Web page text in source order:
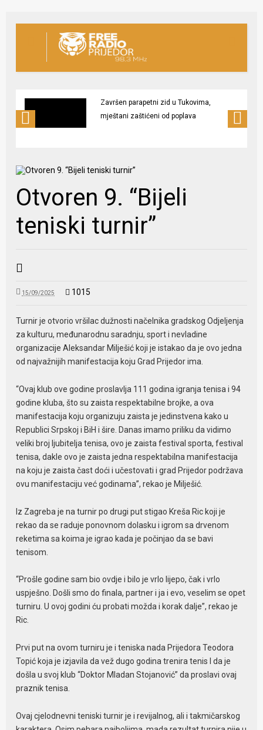
Završen parapetni zid u Tukovima,
mještani zaštićeni od poplava
Otvoren 9. “Bijeli
teniski turnir”
15/09/2025 1015
Turnir je otvorio vršilac dužnosti načelnika gradskog Odjeljenja
za kulturu, međunarodnu saradnju, sport i nevladine
organizacije Aleksandar Milješić koji je istakao da je ovo jedna
od najvažnijih manifestacija koju Grad Prijedor ima.
“Ovaj klub ove godine proslavlja 111 godina igranja tenisa i 94
godine kluba, što su zaista respektabilne brojke, a ova
manifestacija koju organizuju zaista je jedinstvena kako u
Republici Srpskoj i BiH i šire. Danas imamo priliku da vidimo
veliki broj ljubitelja tenisa, ovo je zaista festival sporta, festival
tenisa, dakle ovo je zaista jedna respektabilna manifestacija
na koju je zaista čast doći i učestovati i grad Prijedor podržava
ovu manifestaciju već godinama”, rekao je Milješić.
Iz Zagreba je na turnir po drugi put stigao Kreša Ric koji je
rekao da se raduje ponovnom dolasku i igrom sa drvenom
reketima sa koima je igrao kada je počinjao da se bavi
tenisom.
“Prošle godine sam bio ovdje i bilo je vrlo lijepo, čak i vrlo
uspješno. Došli smo do finala, partner i ja i evo, veselim se opet
turniru. U ovoj godini ću probati možda i korak dalje”, rekao je
Ric.
Prvi put na ovom turniru je i teniska nada Prijedora Teodora
Topić koja je izjavila da vež dugo godina trenira tenis I da je
došla u svoj klub “Doktor Mladan Stojanović” da proslavi ovaj
praznik tenisa.
Ovaj cjelodnevni teniski turnir je i revijalnog, ali i takmičarskog